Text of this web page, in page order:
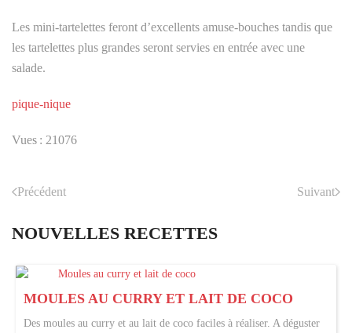
Les mini-tartelettes feront d’excellents amuse-bouches tandis que
les tartelettes plus grandes seront servies en entrée avec une
salade.
pique-nique
Vues : 21076
Précédent Suivant
NOUVELLES RECETTES
MOULES AU CURRY ET LAIT DE COCO
Des moules au curry et au lait de coco faciles à réaliser. A déguster